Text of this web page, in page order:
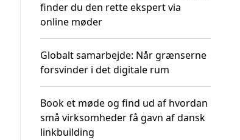
finder du den rette ekspert via
online møder
Globalt samarbejde: Når grænserne
forsvinder i det digitale rum
Book et møde og find ud af hvordan
små virksomheder få gavn af dansk
linkbuilding